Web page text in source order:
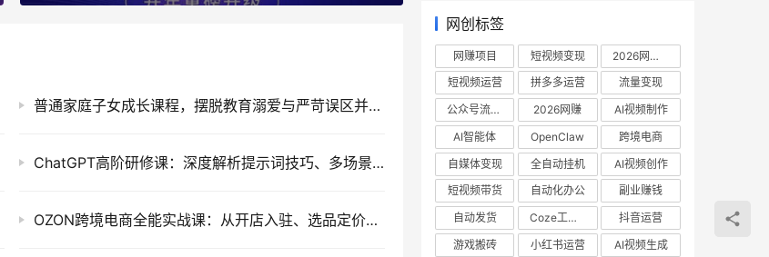
普通家庭子女成长课程，摆脱教育溺爱与严苛误区并引导孩子社会化健康成长
ChatGPT高阶研修课：深度解析提示词技巧、多场景赋能与AI漫剧创作实战指南
OZON跨境电商全能实战课：从开店入驻、选品定价到精铺推广的全流程运营指南
网创标签
网赚项目 短视频变现
2026网赚项目
短视频运营
拼多多运营
流量变现
公众号流量主
2026网赚
AI视频制作
AI智能体
OpenClaw
跨境电商
自媒体变现
全自动挂机
AI视频创作
短视频带货
自动化办公
副业赚钱
自动发货
Coze工作流
抖音运营
游戏搬砖
小红书运营
AI视频生成